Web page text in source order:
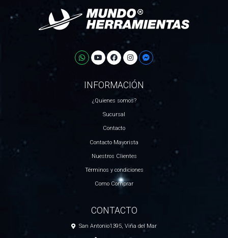
INFORMACIÓN
¿Quienes somos?
Sucursal
Contacto
Contacto Mayorista
Nuestros Clientes
Términos y condiciones
Como Comprar
CONTACTO
San Antonio1395, Viña del Mar